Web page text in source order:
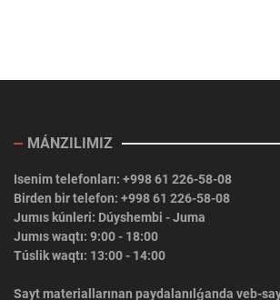
MÁNZILIMIZ
Isenim telefonları: +998 61 226-58-08
Birden bir telefon: +998 61 226-58-08
Jumıs kúnleri: Dúyshembi - Juma
Jumıs waqtı: 9:00 - 18:00
Túslik waqtı: 13:00 - 14:00
Sayt materiallarınan paydalanılǵanda veb-